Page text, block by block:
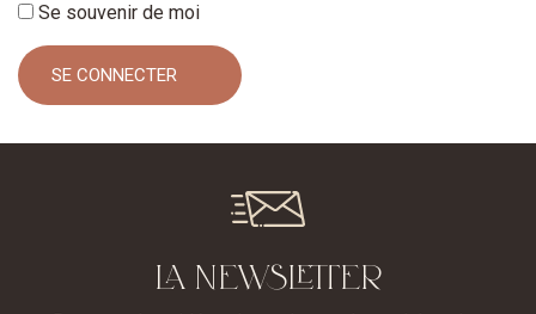
Se souvenir de moi
LA NEWSLETTER